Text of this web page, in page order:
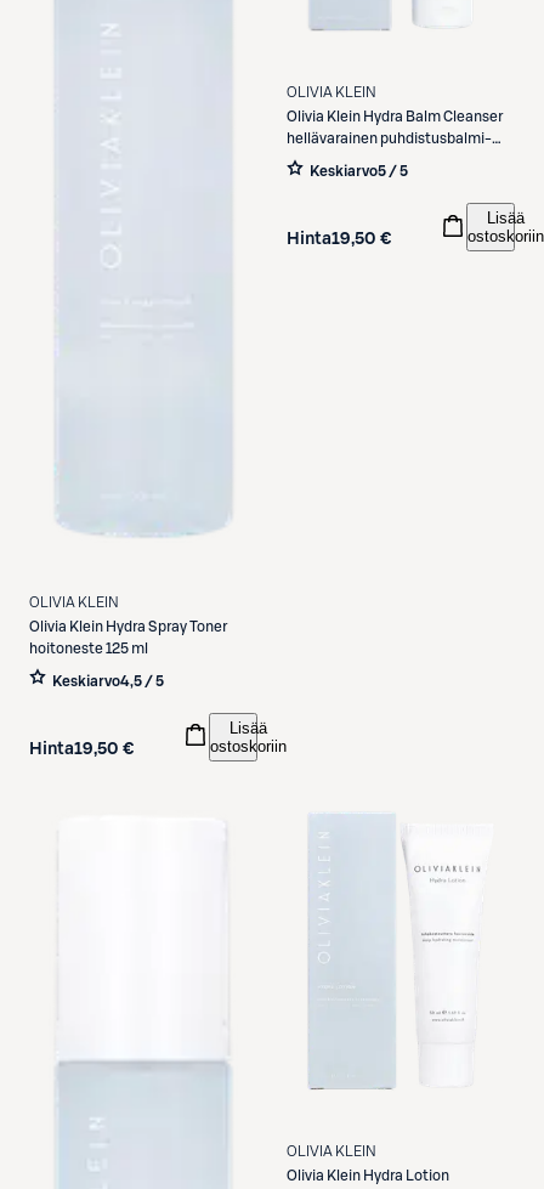
OLIVIA KLEIN
Olivia Klein Hydra Spray Toner
hoitoneste 125 ml
Keskiarvo4,5 / 5
Hinta19,50 €
Lisää
ostoskoriin
OLIVIA KLEIN
Olivia Klein Hydra Balm Cleanser
hellävarainen puhdistusbalmi-
geeli 100 ml
Keskiarvo5 / 5
Hinta19,50 €
Lisää
ostoskoriin
OLIVIA KLEIN
Olivia Klein Hydra Lotion